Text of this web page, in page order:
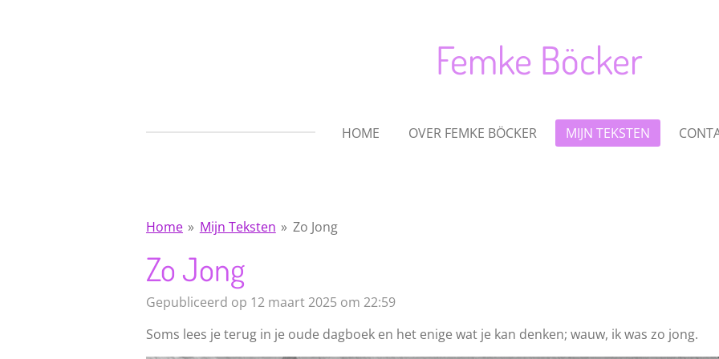
Femke Böcker
HOME OVER FEMKE BÖCKER MIJN TEKSTEN
Home » Mijn Teksten » Zo Jong
Zo Jong
Gepubliceerd op 12 maart 2025 om 22:59
Soms lees je terug in je oude dagboek en het enige wat je kan denken; wauw, ik was zo jong.